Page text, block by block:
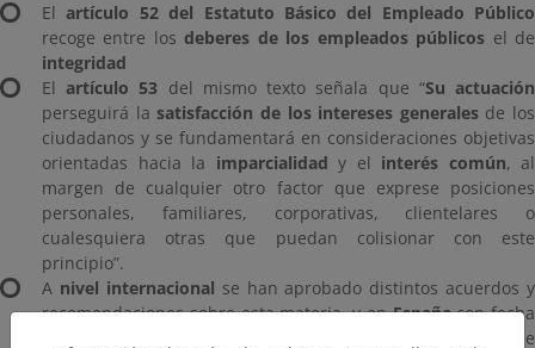
Elartículo 52 del Estatuto Básico del Empleado Público
recoge entre losdeberes de los empleados públicos el de
integridad
Elartículo 53 del mismo texto señala que “Su actuación
perseguirá lasatisfacción de los intereses generalesde los
ciudadanos y se fundamentará en consideraciones objetivas
orientadas hacia la imparcialidad y el interés común, al
margen de cualquier otro factor que exprese posiciones
personales, familiares, corporativas, clientelares o
cualesquiera otras que puedan colisionar con este
principio”.
A nivel internacional se han aprobado distintos acuerdos y
recomendaciones sobre esta materia, y enEspañacon fecha
por Acuerdo del Consejo de